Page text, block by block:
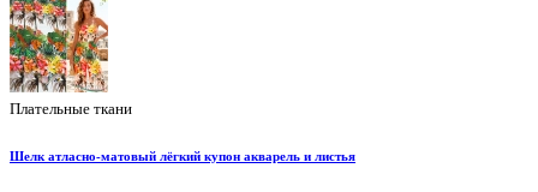
Плательные ткани
Шелк атласно-матовый лёгкий купон акварель и листья